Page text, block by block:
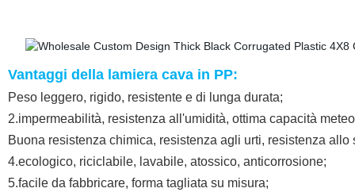
Vantaggi della lamiera cava in PP:
Peso leggero, rigido, resistente e di lunga durata;
2.impermeabilità, resistenza all'umidità, ottima capacità
Buona resistenza chimica, resistenza agli urti, resistenza allo
4.ecologico, riciclabile, lavabile, atossico, anticorrosione;
5.facile da fabbricare, forma tagliata su misura;